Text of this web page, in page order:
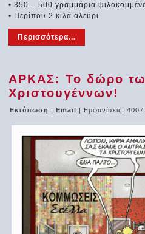
• 350 – 500 γραμμάρια
• Περίπου 2 κιλά αλεύρι
Περισσότερα...
ΑΡΚΑΣ: Το δώρο
Χριστουγέννων!
Εκτύπωση |Email | Εμφανίσεις: 4007